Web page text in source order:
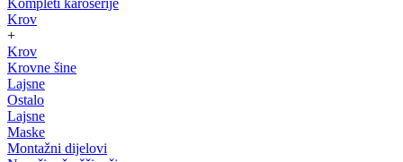
Kompleti karoserije
Krov
+
Krov
Krovne šine
Lajsne
Ostalo
Lajsne
Maske
Montažni dijelovi